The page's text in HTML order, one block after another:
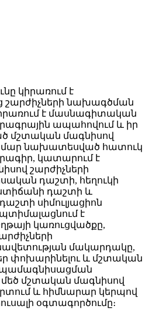
կիրառում է
նախագծման
է մասնագիտական
ապահովում և իր
մշտական ​​մագնիսով
նախատեսված հատուկ
կատարում է
շարժիչների
դաշտի, հեղուկի
դաշտի և
սիմուլյացիոն
է
կառուցվածքը,
մակարդակը,
փոխարինելու և մշտական
մեծ մշտական ​​մագնիսով
և հիմնարար կերպով
օգտագործումը։